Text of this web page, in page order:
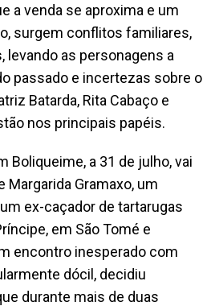
a venda se aproxima e um
surgem conflitos familiares,
levando as personagens a
passado e incertezas sobre o
Batarda, Rita Cabaço e
nos principais papéis.
Boliqueime, a 31 de julho, vai
Margarida Gramaxo, um
ex-caçador de tartarugas
em São Tomé e
encontro inesperado com
dócil, decidiu
durante mais de duas